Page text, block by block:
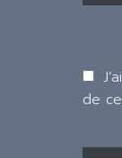
de